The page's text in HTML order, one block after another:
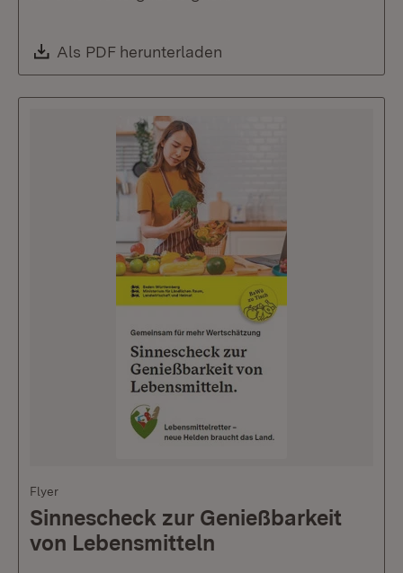
Download:
Als PDF herunterladen
Flyer
Sinnescheck zur Genießbarkeit
von Lebensmitteln